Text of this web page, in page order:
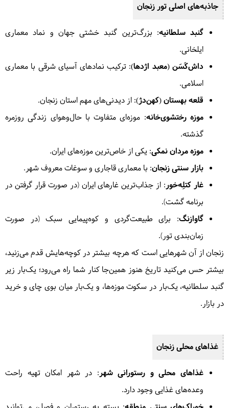
جاذبه‌های اصلی تور زنجان
گنبد سلطانیه: بزرگ‌ترین گنبد خشتی جهان و نماد معماری
ایلخانی.
داش‌کَسَن (معبد اژدها): ترکیب نمادهای آسیای شرقی با معماری
اسلامی.
قلعه بهستان (کهن‌دژ): از دیدنی‌های مهم استان زنجان.
موزه رختشوی‌خانه: موزه‌ای متفاوت با حال‌وهوای زندگی روزمره
گذشته.
موزه مردان نمکی: یکی از خاص‌ترین موزه‌های ایران.
بازار سنتی زنجان: با معماری قاجاری و سوغات معروف شهر.
غار کتلِه‌خور: از جذاب‌ترین غارهای ایران (در صورت قرار گرفتن در
برنامه گشت).
گاوازنگ: برای طبیعت‌گردی و کوه‌پیمایی سبک (در صورت
زمان‌بندی تور).
زنجان از آن شهرهایی است که هرچه بیشتر در کوچه‌هایش قدم می‌زنید،
بیشتر حس می‌کنید تاریخ هنوز همین‌جا کنار شما راه می‌رود؛ یک‌بار زیر
گنبد سلطانیه، یک‌بار در سکوت موزه‌ها، و یک‌بار میان بوی چای و خرید
در بازار.
غذاهای محلی زنجان
غذاهای محلی و رستورانی شهر: در شهر امکان تهیه راحت
وعده‌های غذایی وجود دارد.